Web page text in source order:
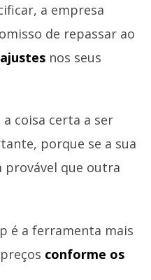
a empresa
de repassar ao
nos seus
coisa certa a ser
porque se a sua
provável que outra
é a ferramenta mais
conforme os